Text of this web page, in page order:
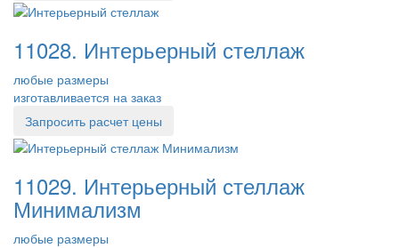
11028. Интерьерный стеллаж
любые размеры
изготавливается на заказ
Запросить расчет цены
11029. Интерьерный стеллаж
Минимализм
любые размеры